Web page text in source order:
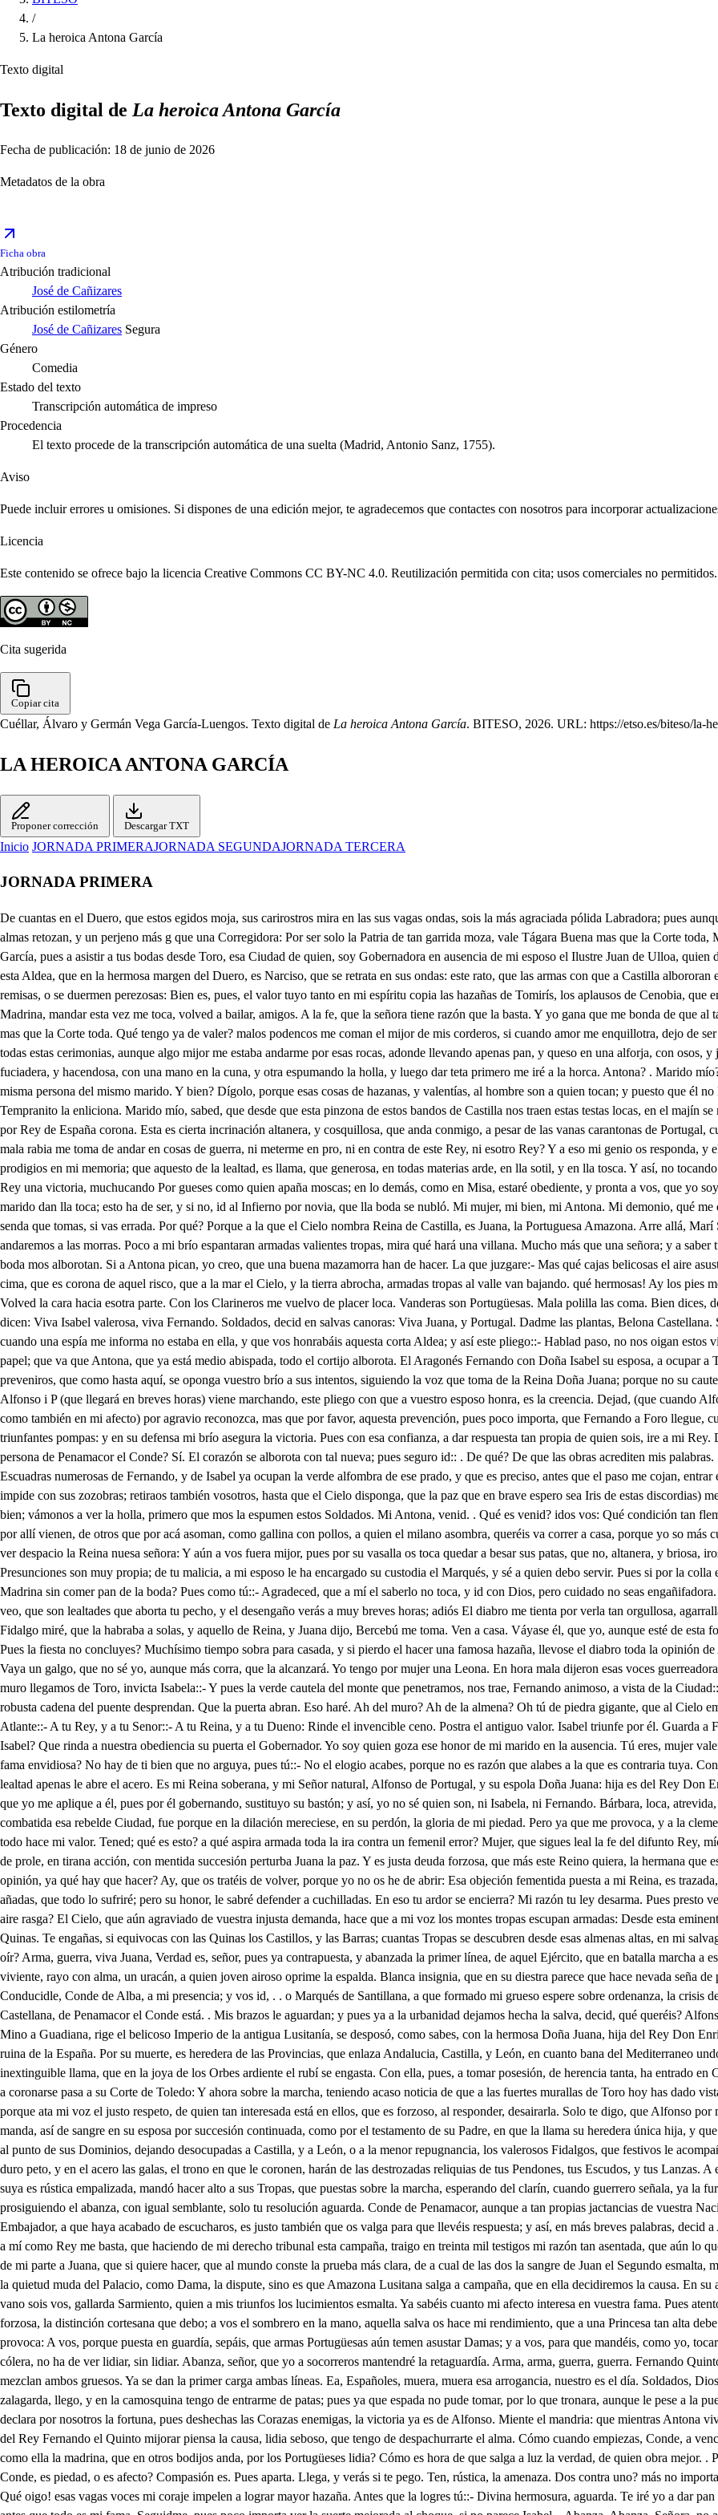
/
La heroica Antona García
Texto digital
Texto digital de La heroica Antona García
Fecha de publicación: 18 de junio de 2026
Metadatos de la obra
Ficha obra
Atribución tradicional
José de Cañizares
Atribución estilometría
José de Cañizares Segura
Género
Comedia
Estado del texto
Transcripción automática de impreso
Procedencia
El texto procede de la transcripción automática de una suelta (Madrid, Antonio Sanz, 1755).
Aviso
Puede incluir errores u omisiones. Si dispones de una edición mejor, te agradecemos que contactes con nosotros para incorporar
Licencia
Este contenido se ofrece bajo la licencia Creative Commons CC BY-NC 4.0. Reutilización permitida con cita; usos comerciales no permitidos.
Cita sugerida
Copiar cita
Cuéllar, Álvaro y Germán Vega García-Luengos. Texto digital de La heroica Antona García. BITESO, 2026. URL: https://etso.es/biteso/la-
LA HEROICA ANTONA GARCÍA
Proponer corrección Descargar TXT
Inicio JORNADA PRIMERAJORNADA SEGUNDAJORNADA TERCERA
JORNADA PRIMERA
De cuantas en el Duero, que estos egidos moja, sus carirostros mira en las sus vagas ondas, sois la más agraciada pólida Labradora; pues aunque valgan mucho, más valéis vos, Antona. Tenéis unas miradas, que las almas retozan, y un perjeno más g que una Corregidora: Por ser solo la Patria de tan garrida moza, vale Tágara Buena mas que la Corte toda, Mas valéis vos, Antona, n mas que la Corte toda. Vizarra Antona García, pues a asistir a tus bodas desde Toro, esa Ciudad de quien, soy Gobernadora en ausencia de mi esposo el Ilustre Juan de Ulloa, quien del Marqués de Villena la ilustre Tenencia goza; a Tágara Buena vengo, esta Aldea, que en la hermosa margen del Duero, es Narciso, que se retrata en sus ondas: este rato, que las armas con que a Castilla albororan en bandos que la dividen, sediciones que la ahogan, o se suspenden remisas, o se duermen perezosas: Bien es, pues, el valor tuyo tanto en mi espíritu copia las hazañas de Tomirís, los aplausos de Cenobia, que en justa correspondencia reverbere un alma en otra; y así, pues siendo Madrina, mandar esta vez me toca, volved a bailar, amigos. A la fe, que la señora tiene razón que la basta. Y yo gana que me bonda de que al tambóril repitan con brincos, y cabriolas: Mas valéis vos, Antona, mas, mas que la Corte toda. Qué tengo ya de valer? malos podencos me coman el mijor de mis corderos, si cuando amor me enquillotra, dejo de ser Marimacha, enguizgada en mujer propia: Madrina, yo os engrandezco todas estas cerimonias, aunque algo mijor me estaba andarme por esas rocas, adonde llevando apenas pan, y queso en una alforja, con osos, y jabalines me iba a acachetear yo sola, que no verme con chiquillos fuciadera, y hacendosa, con una mano en la cuna, y otra espumando la holla, y luego dar teta primero me iré a la horca. Antona? . Marido mío? La mujer se enmatrimona, como el Cura mos lo ensena, para ser misma persona del mismo marido. Y bien? Dígolo, porque esas cosas de hazanas, y valentías, al hombre son a quien tocan; y puesto que él no las hace, en lla mujer son impropias. No asamos, y ya enpringamos? Tempranito la enliciona. Marido mío, sabed, que desde que esta pinzona de estos bandos de Castilla nos traen estas testas locas, en el majín se me ha puesto, que nuestra Reina, y Señora es Isabel, que a Fernando por Rey de España corona. Esta es cierta incrinación altanera, y cosquillosa, que anda conmigo, a pesar de las vanas carantonas de Portugal, cuyas armas por tantas partes mos cocan. Diréis, que siendo mujer, que mala rabia me toma de andar en cosas de guerra, ni meterme en pro, ni en contra de este Rey, ni esotro Rey? Y a eso mi genio os responda, y el macho espíritu mío, que para altas quesicosas nació, anda retozando prodigios en mi memoria; que aquesto de la lealtad, es llama, que generosa, en todas materias arde, en lla sotil, y en lla tosca. Y así, no tocando en esto, ni que en oyendo lla trompa aldas en cinta, a dar vaya a mi Rey una victoria, muchucando Por gueses como quien apaña moscas; en lo demás, como en Misa, estaré obediente, y pronta a vos, que yo soy honrada. No como llas picaronas, que el zaraguerle se calzan, y al marido dan lla toca; esto ha de ser, y si no, id al Infierno por novia, que lla boda se nubló. Mi mujer, mi bien, mi Antona. Mi demonio, qué me quiere? Querrá decirte, que otorga cuanto pidieres, aunque no sé, en la senda que tomas, si vas errada. Por qué? Porque a la que el Cielo nombra Reina de Castilla, es Juana, la Portuguesa Amazona. Arre allá, Marí Sarmiento, vos mi amiga? ni lla sombra, si sois de ese parecer, andaremos a las morras. Poco a mi brío espantaran armadas valientes tropas, mira qué hará una villana. Mucho más que una señora; y a saber tu incrinación, antes me metiera Monja, que acuciar tu madrinazgo. La boda mos alborotan. Si a Antona pican, yo creo, que una buena mazamorra han de hacer. La que juzgare:- Mas qué cajas belicosas el aire asustan? Ay Dios! que la sangre se abichorna con esta trompetería. Por la cima, que es corona de aquel risco, que a la mar el Cielo, y la tierra abrocha, armadas tropas al valle van bajando. qué hermosas! Ay los pies me hacen cuchichi- Las divisas que trémolan, Castellanas son. . Mijor. Volved la cara hacia esotra parte. Con los Clarineros me vuelvo de placer loca. Vanderas son Portugüesas. Mala polilla las coma. Bien dices, de opuestos campos son dos abanzadas tropas, que en contrarias salvas dicen: Viva Isabel valerosa, viva Fernando. Soldados, decid en salvas canoras: Viva Juana, y Portugal. Dadme las plantas, Belona Castellana. Seor Don Basco. A Toro pasaba ahora en busca de vuestro esposo, cuando una espía me informa no estaba en ella, y que vos honrabáis aquesta corta Aldea; y así este pliego::- Hablad paso, no nos oigan estos villanos, en quien hay lealtades maliciosas. Portugueses, secrético, . y papel; que va que Antona, que ya está medio abispada, todo el cortijo alborota. El Aragonés Fernando con Doña Isabel su esposa, a ocupar a Toro vienen; y aunque es demás en la heroica lealtad vuestra, el preveniros, que como hasta aquí, se oponga vuestro brío a sus intentos, siguiendo la voz que toma de la Reina Doña Juana; porque no su cautelosa astucia acaso os disuada, os prevengo, que en persona ey también Alfonso i P (que llegará en breves horas) viene marchando, este pliego con que a vuestro esposo honra, es la creencia. Dejad, (que cuando Alfonso no ignora en el pecho de mi esposo las lealtades que acrisola, como también en mi afecto) por agravio reconozca, mas que por favor, aquesta prevención, pues poco importa, que Fernando a Foro llegue, cuando sus muros tremolan de las Portuguesas Quinas las siempre triunfantes pompas: y en su defensa mi brío asegura la victoria. Pues con esa confianza, a dar respuesta tan propia de quien sois, ire a mi Rey. Decidme antes, estas tropas (ay antiguo afecto mío!) no las gobierna en persona de Penamacor el Conde? Sí. El corazón se alborota con tal nueva; pues seguro id:: . De qué? De que las obras acrediten mis palabras. . Y pues vuestra atención nota, que de Caballos, y Infantes las Escuadras numerosas de Fernando, y de Isabel ya ocupan la verde alfombra de ese prado, y que es preciso, antes que el paso me cojan, entrar en Toro, ya que esta diversión gustosa de vuestro humeneo, Marte impide con sus zozobras; retiraos también vosotros, hasta que el Cielo disponga, que la paz que en brave espero sea Iris de estas discordias) me dejen de vuestro afecto recibir muchas lisonjas: Dice su merced muy bien; vámonos a ver la holla, primero que mos la espumen estos